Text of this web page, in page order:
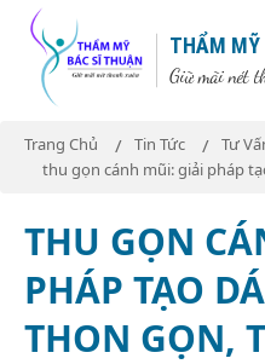
THẨM MỸ
Giữ mãi nét
Trang Chủ Tin Tức
Tư
thu gọn cánh mũi: giải pháp
THU GỌN
PHÁP TẠO
THON GỌN,